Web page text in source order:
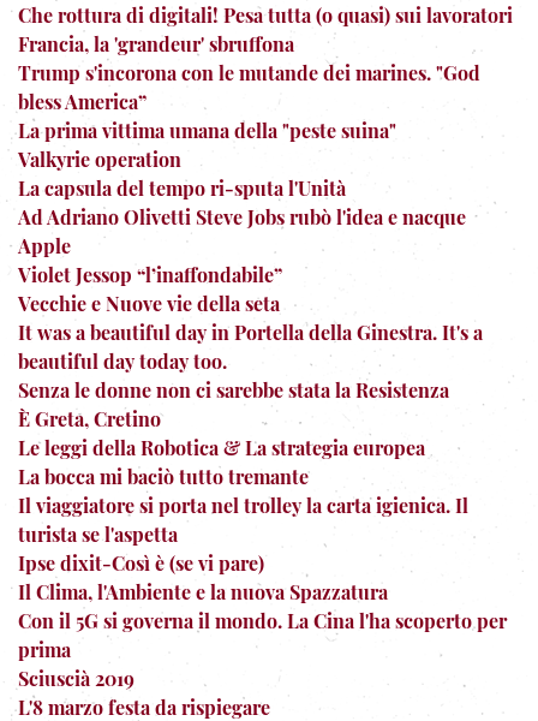
Che rottura di digitali! Pesa tutta (o quasi) sui lavoratori
Francia, la 'grandeur' sbruffona
Trump s'incorona con le mutande dei marines. "God
bless America”
La prima vittima umana della "peste suina"
Valkyrie operation
La capsula del tempo ri-sputa l'Unità
Ad Adriano Olivetti Steve Jobs rubò l'idea e nacque
Apple
Violet Jessop “l’inaffondabile”
Vecchie e Nuove vie della seta
It was a beautiful day in Portella della Ginestra. It's a
beautiful day today too.
Senza le donne non ci sarebbe stata la Resistenza
È Greta, Cretino
Le leggi della Robotica & La strategia europea
La bocca mi baciò tutto tremante
Il viaggiatore si porta nel trolley la carta igienica. Il
turista se l'aspetta
Ipse dixit-Così è (se vi pare)
Il Clima, l'Ambiente e la nuova Spazzatura
Con il 5G si governa il mondo. La Cina l'ha scoperto per
prima
Sciuscià 2019
L'8 marzo festa da rispiegare